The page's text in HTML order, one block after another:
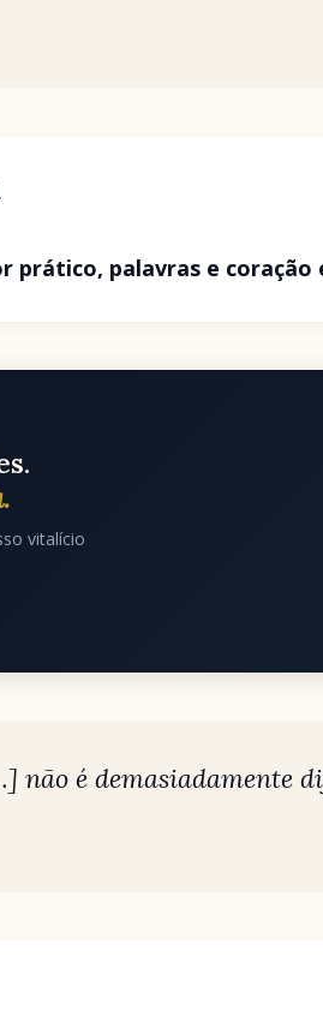
prático, palavras e coração
vitalício
não é demasiadamente